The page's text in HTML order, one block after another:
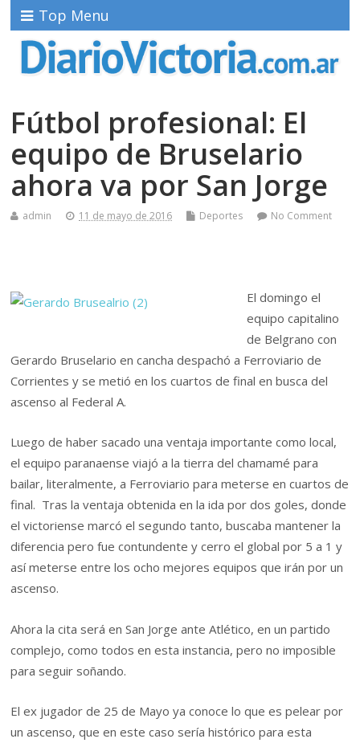
Top Menu
Fútbol profesional: El
equipo de Bruselario
ahora va por San Jorge
admin 11 de mayo de 2016 Deportes No Comment
El domingo el
equipo capitalino
de Belgrano con
Gerardo Bruselario en cancha despachó a Ferroviario de
Corrientes y se metió en los cuartos de final en busca del
ascenso al Federal A.
Luego de haber sacado una ventaja importante como local,
el equipo paranaense viajó a la tierra del chamamé para
bailar, literalmente, a Ferroviario para meterse en cuartos de
final. Tras la ventaja obtenida en la ida por dos goles, donde
el victoriense marcó el segundo tanto, buscaba mantener la
diferencia pero fue contundente y cerro el global por 5 a 1 y
así meterse entre los ocho mejores equipos que irán por un
ascenso.
Ahora la cita será en San Jorge ante Atlético, en un partido
complejo, como todos en esta instancia, pero no imposible
para seguir soñando.
El ex jugador de 25 de Mayo ya conoce lo que es pelear por
un ascenso, que en este caso sería histórico para esta